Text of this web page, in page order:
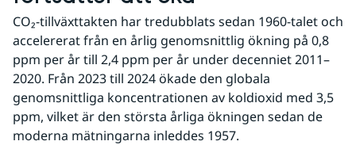
CO₂-tillväxttakten har tredubblats sedan 1960-talet och
accelererat från en årlig genomsnittlig ökning på 0,8
ppm per år till 2,4 ppm per år under decenniet 2011–
2020. Från 2023 till 2024 ökade den globala
genomsnittliga koncentrationen av koldioxid med 3,5
ppm, vilket är den största årliga ökningen sedan de
moderna mätningarna inleddes 1957.